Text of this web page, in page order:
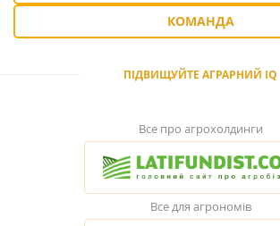
КОМАНДА
ПІДВИЩУЙТЕ АГРАРНИЙ IQ
Все про агрохолдинги
Все для агрономів